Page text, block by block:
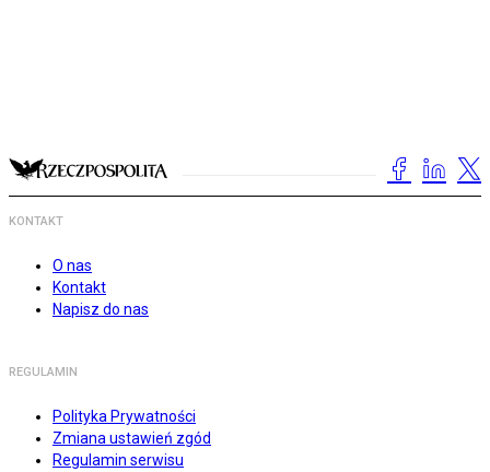
KONTAKT
O nas
Kontakt
Napisz do nas
REGULAMIN
Polityka Prywatności
Zmiana ustawień zgód
Regulamin serwisu